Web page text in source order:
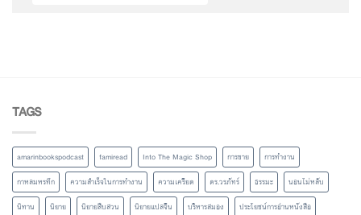
TAGS
amarinbookspodcast famiread Into The Magic Shop การขาย
การทำงาน
กาหลมหรทึก
ความสำเร็จในการทำงาน ความเครียด ดร.วรภัทร์ ธรรมะ
นอนไม่หลับ
นิทาน
นิยาย นิยายสืบสวน นิยายแปลจีน บริหารสมอง
ประโยชน์การอ่านหนังสือ